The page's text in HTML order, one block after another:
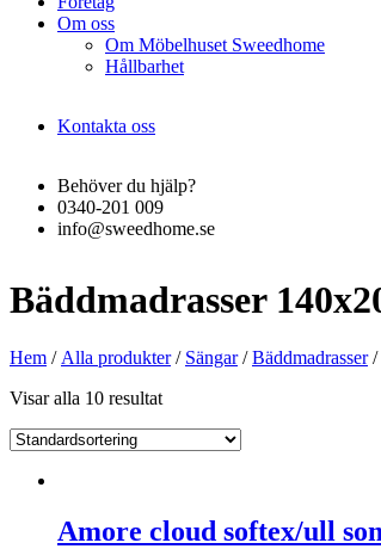
Om oss
Om Möbelhuset Sweedhome
Hållbarhet
Kontakta oss
Behöver du hjälp?
0340-201 009
info@sweedhome.se
Bäddmadrasser
Hem /Alla produkter/ Sängar/Bäddmadrasser/
Visar alla 10 resultat
Amore cloud softex/ull